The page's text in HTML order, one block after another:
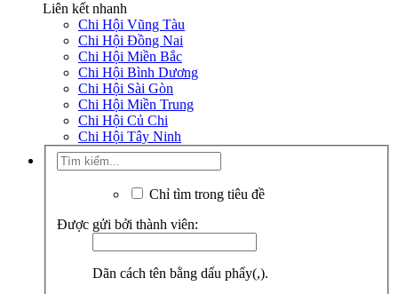
Liên kết nhanh
Chi Hội Vũng Tàu
Chi Hội Đồng Nai
Chi Hội Miền Bắc
Chi Hội Bình Dương
Chi Hội Sài Gòn
Chi Hội Miền Trung
Chi Hội Củ Chi
Chi Hội Tây Ninh
Chỉ tìm trong tiêu đề
Được gửi bởi thành viên:
Dãn cách tên bằng dấu phẩy(,).